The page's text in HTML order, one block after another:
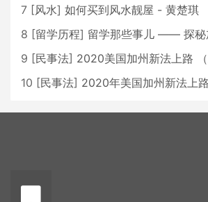
7 [风水] 如何买到风水靓屋 - 黄楚琪
8 [留学历程] 留学那些事儿 —— 探秘加州理工学
9 [民事法] 2020美国加州新法上路 （
10 [民事法] 2020年美国加州新法上路